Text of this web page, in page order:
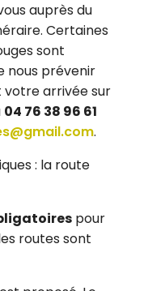
auprès du
Certaines
sont
nous prévenir
votre arrivée sur
04 76 38 96 61
.
: la route
pour
routes sont